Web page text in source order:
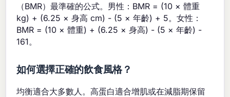
（BMR）最準確的公式。男性：BMR = (10 × 體重
kg) + (6.25 × 身高 cm) - (5 × 年齡) + 5。女性：
BMR = (10 × 體重) + (6.25 × 身高) - (5 × 年齡) -
161。
如何選擇正確的飲食風格？
均衡適合大多數人。高蛋白適合增肌或在減脂期保留